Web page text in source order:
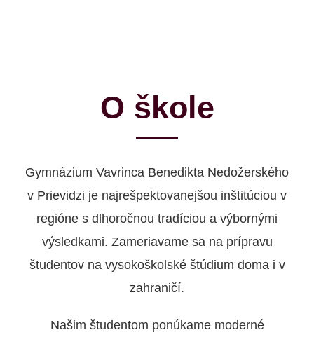
O škole
Gymnázium Vavrinca Benedikta Nedožerského
v Prievidzi je najrešpektovanejšou inštitúciou v
regióne s dlhoročnou tradíciou a výbornými
výsledkami. Zameriavame sa na prípravu
študentov na vysokoškolské štúdium doma i v
zahraničí.
Našim študentom ponúkame moderné